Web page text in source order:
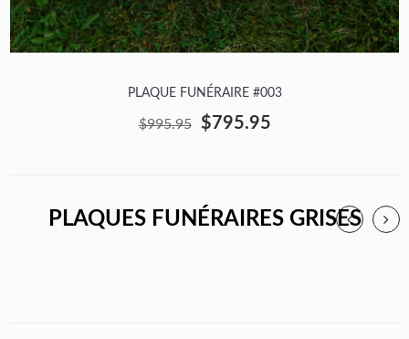
PLAQUE FUNÉRAIRE #003
$995.95 $795.95
PLAQUES FUNÉRAIRES GRISES